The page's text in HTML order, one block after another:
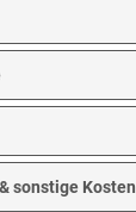
sonstige Kosten